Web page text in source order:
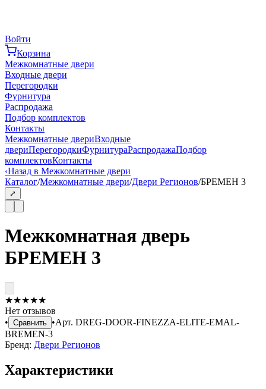
Войти
Корзина
Межкомнатные двери
Входные двери
Перегородки
Фурнитура
Распродажа
Подбор комплектов
Контакты
Межкомнатные двериВходные
двериПерегородкиФурнитураРаспродажаПодбор
комплектовКонтакты
‹Назад в Межкомнатные двери
Каталог/Межкомнатные двери/Двери Регионов/БРЕМЕН 3
⤢
Межкомнатная дверь
БРЕМЕН 3
★★★★★
Нет отзывов
• Сравнить •Арт. DREG-DOOR-FINEZZA-ELITE-EMAL-
BREMEN-3
Бренд: Двери Регионов
Характеристики